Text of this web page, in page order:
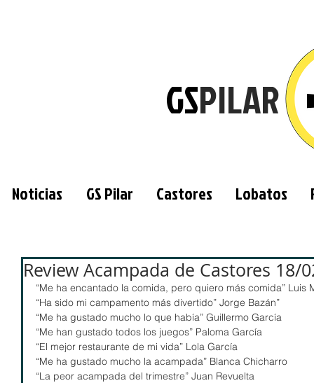
GSPILAR
Noticias GS Pilar Castores Lobatos
Review Acampada de Castores 18/
“Me ha encantado la comida, pero quiero más comida” Luis
“Ha sido mi campamento más divertido” Jorge Bazán”
“Me ha gustado mucho lo que había” Guillermo García
“Me han gustado todos los juegos” Paloma García
“El mejor restaurante de mi vida” Lola García
“Me ha gustado mucho la acampada” Blanca Chicharro
“La peor acampada del trimestre” Juan Revuelta